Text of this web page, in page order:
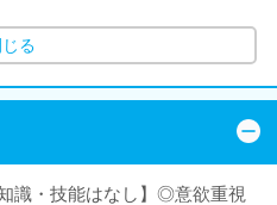
る
識・技能はなし】◎意欲重視